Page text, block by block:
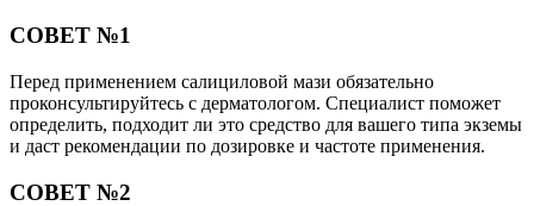
СОВЕТ №1
Перед применением салициловой мази обязательно
проконсультируйтесь с дерматологом. Специалист поможет
определить, подходит ли это средство для вашего типа экземы
и даст рекомендации по дозировке и частоте применения.
СОВЕТ №2